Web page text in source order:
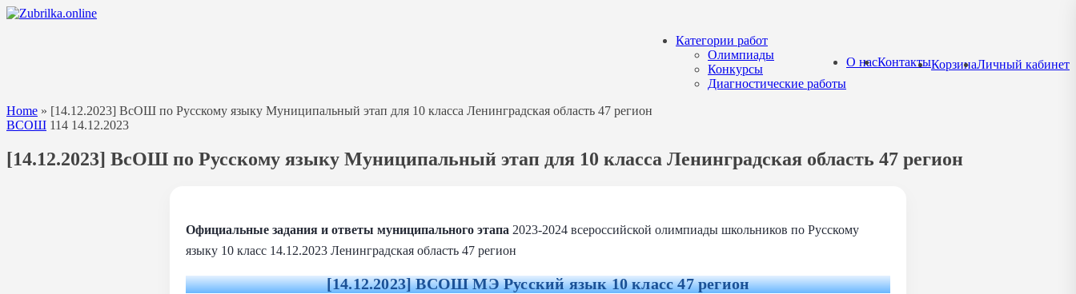
Перейти
Категории работ
Олимпиады
Конкурсы
Диагностические работы
О насКонтактыКорзинаЛичный кабинет
Home » [14.12.2023] ВсОШ по Русскому языку Муниципальный этап для 10 класса Ленинградская область 47 регион
ВСОШ 114 14.12.2023
[14.12.2023] ВсОШ по Русскому языку Муниципальный этап для 10 класса Ленинградская область 47 регион
Официальные задания и ответы муниципального этапа 2023-2024 всероссийской олимпиады школьников по Русскому
языку 10 класс 14.12.2023 Ленинградская область 47 регион
[14.12.2023] ВСОШ МЭ Русский язык 10 класс 47 регион